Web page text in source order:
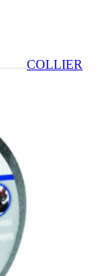
COLLIER